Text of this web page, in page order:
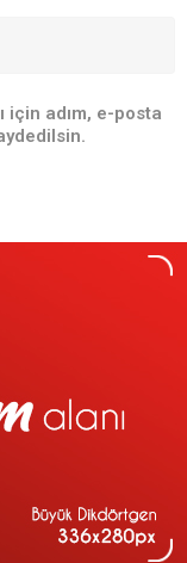
için adım, e-posta